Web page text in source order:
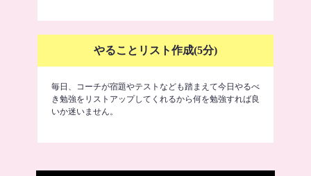
やることリスト作成(5分)
毎日、コーチが宿題やテストなども踏まえて今日やるべ
き勉強をリストアップしてくれるから何を勉強すれば良
いか迷いません。